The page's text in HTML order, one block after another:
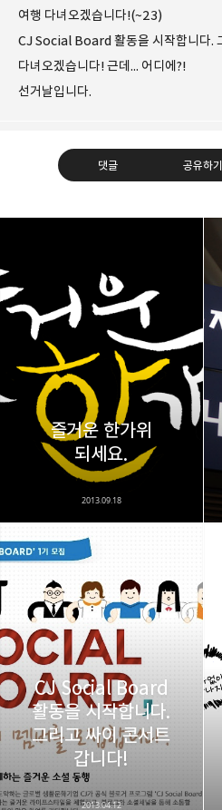
여행 다녀오겠습니다!(~23)
CJ Social Board 활동을 시작합니다.
다녀오겠습니다! 근데... 어디에?!
선거날입니다.
댓글 공유하기
다방면의 깊은 관심과 얕은 이해도를 갖춘
비주류이자 진화하는 영원한 주변인.
구독하기
구독하기 카카오톡
카카오스토리 밴드
즐거운 한가위
되세요.
2013.09.18
CJ Social Board
활동을 시작합니다.
그리고 싸이 콘서트
갑니다!
2013.04.12